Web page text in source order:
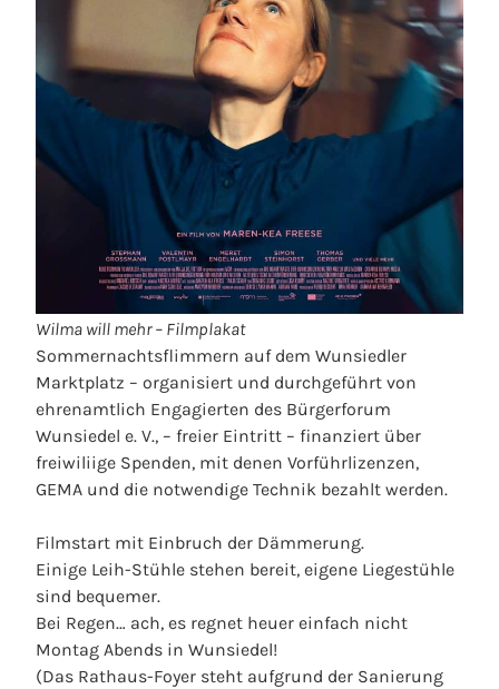
Wilma will mehr – Filmplakat
Sommernachtsflimmern auf dem Wunsiedler
Marktplatz – organisiert und durchgeführt von
ehrenamtlich Engagierten des Bürgerforum
Wunsiedel e. V., – freier Eintritt – finanziert über
freiwiliige Spenden, mit denen Vorführlizenzen,
GEMA und die notwendige Technik bezahlt werden.
Filmstart mit Einbruch der Dämmerung.
Einige Leih-Stühle stehen bereit, eigene Liegestühle
sind bequemer.
Bei Regen… ach, es regnet heuer einfach nicht
Montag Abends in Wunsiedel!
(Das Rathaus-Foyer steht aufgrund der Sanierung